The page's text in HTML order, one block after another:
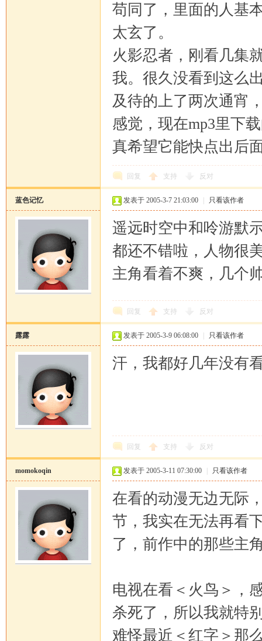
苟同了，里面的人基
太玄了。
火影忍者，刚看几集
我。很久没看到这么
及待的上了两次通宵
感觉，现在mp3里下
真希望它能快点出后
回复 支持 反对
蓝色记忆 发表于 2005-3-7 21:03:00 只看该作者
遥远时空中和呤游默
都还不错啦，人物很
主角看着不爽，几个
回复 支持 反对
露露 发表于 2005-3-9 06:08:00 只看该作者
汗，我都好几年没有
回复 支持 反对
momokoqin 发表于 2005-3-11 07:30:00 只看该作者
在看的动漫无边无际
节，我实在无法再看
了，前作中的那些主
电视在看＜火鸟＞，
杀死了，所以我就特
难怪最近＜红字＞那